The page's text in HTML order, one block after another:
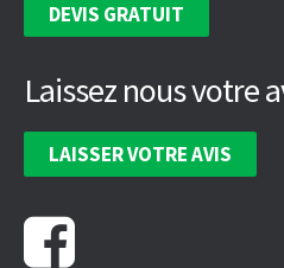
DEVIS GRATUIT
Laissez nous votre
LAISSER VOTRE AVIS